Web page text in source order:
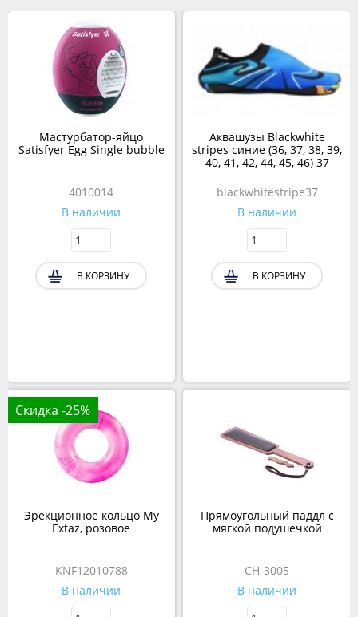
Мастурбатор-яйцо
Satisfyer Egg Single bubble
4010014
В наличии
В КОРЗИНУ
Скидка -25%
Эрекционное кольцо My
Extaz, розовое
KNF12010788
В наличии
Аквашузы Blackwhite
stripes синие (36, 37, 38, 39,
40, 41, 42, 44, 45, 46) 37
blackwhitestripe37
В наличии
В КОРЗИНУ
Прямоугольный паддл с
мягкой подушечкой
CH-3005
В наличии